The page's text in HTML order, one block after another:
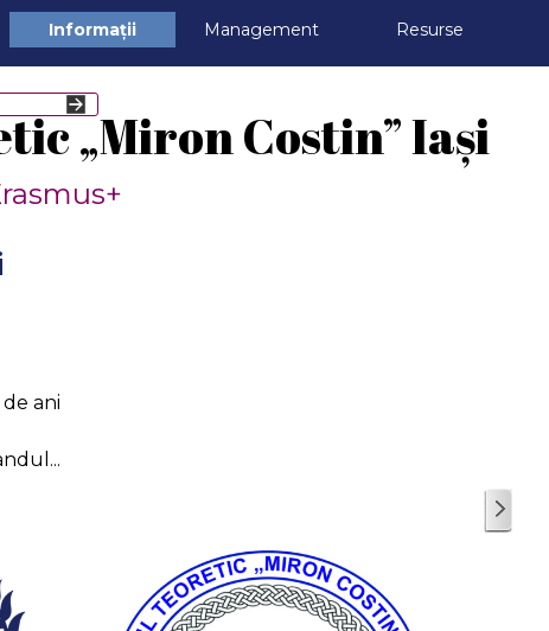
Omite meniul
Informații ▼
Management ▼
Resurse
„Miron Costin” Iași
ani